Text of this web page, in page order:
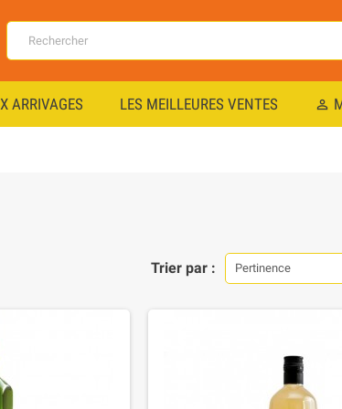
ARRIVAGES LES MEILLEURES VENTES perm_identity
Trier par : Pertinence